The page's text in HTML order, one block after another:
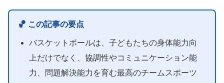
🏀 この記事の要点
バスケットボールは、子どもたちの身体能力向
上だけでなく、協調性やコミュニケーション能
力、問題解決能力を育む最高のチームスポーツ